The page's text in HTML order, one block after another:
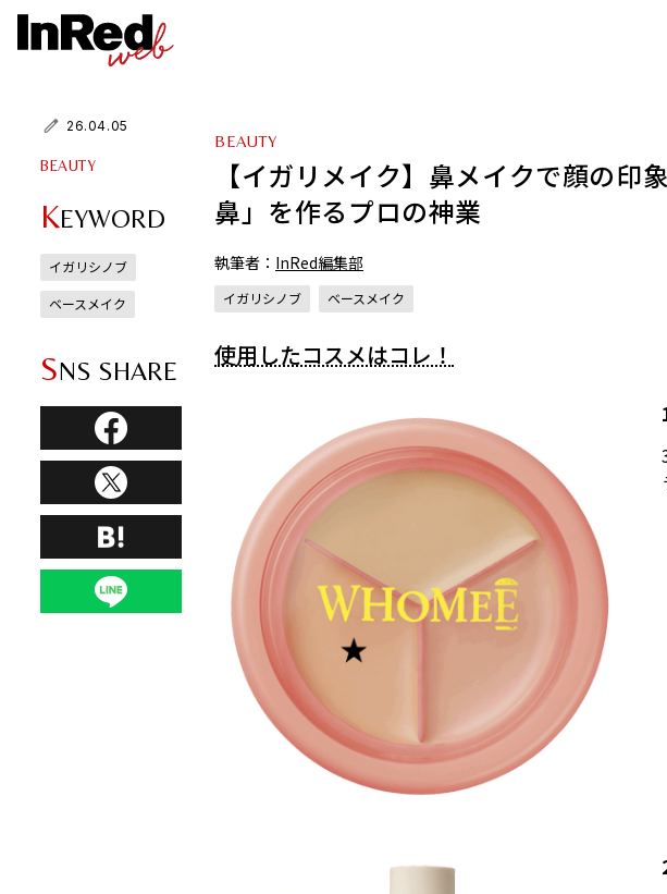
BEAUTY
【イガリメイク】鼻メイクで顔の印
鼻」を作るプロの神業
執筆者： InRed編集部
イガリシノブ ベースメイク
使用したコスメはコレ！
26.04.05
BEAUTY
KEYWORD
イガリシノブ
ベースメイク
SNS SHARE